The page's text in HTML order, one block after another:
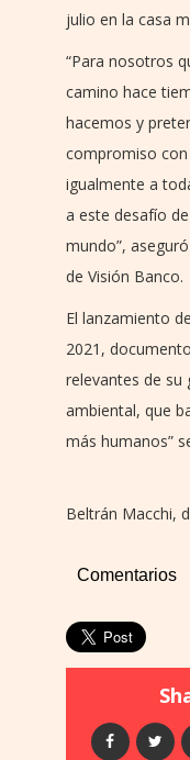
julio en la casa
“Para nosotros
camino hace
hacemos y
compromiso
igualmente a
a este desafío
mundo”,
de Visión Banco.
El lanzamiento
2021,
relevantes de su
ambiental, que
más humanos”
Beltrán Macchi,
Comentarios